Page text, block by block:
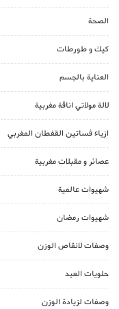
الصحة
كيك و طورطات
العناية بالجسم
لالة مولاتي اناقة مغربية
ازياء فساتين القفطان المغربي
عصائر و مقبلات مغربية
شهيوات عالمية
شهيوات رمضان
وصفات لانقاص الوزن
حلويات العيد
وصفات لزيادة الوزن